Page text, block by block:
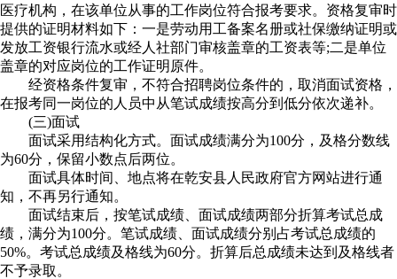
医疗机构，在该单位从事的工作岗位符合报考要求。资格复审时
提供的证明材料如下：一是劳动用工备案名册或社保缴纳证明或
发放工资银行流水或经人社部门审核盖章的工资表等;二是单位
盖章的对应岗位的工作证明原件。
经资格条件复审，不符合招聘岗位条件的，取消面试资格，
在报考同一岗位的人员中从笔试成绩按高分到低分依次递补。
(三)面试
面试采用结构化方式。面试成绩满分为100分，及格分数线
为60分，保留小数点后两位。
面试具体时间、地点将在乾安县人民政府官方网站进行通
知，不再另行通知。
面试结束后，按笔试成绩、面试成绩两部分折算考试总成
绩，满分为100分。笔试成绩、面试成绩分别占考试总成绩的
50%。考试总成绩及格线为60分。折算后总成绩未达到及格线者
不予录取。